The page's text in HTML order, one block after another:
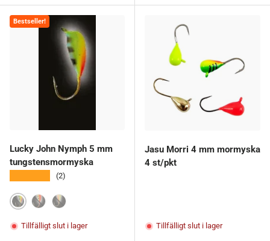
Bestseller!
Lucky John Nymph 5 mm
tungstensmormyska
(2)
41
Tillfälligt slut i lager
Jasu Morri 4 mm mormyska
4 st/pkt
Tillfälligt slut i lager